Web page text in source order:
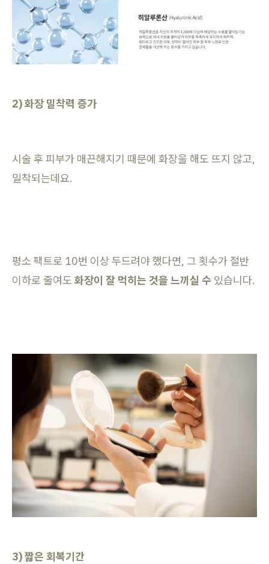
2) 화장 밀착력 증가
시술 후 피부가 매끈해지기 때문에 화장을 해도 뜨지 않고,
밀착되는데요.
평소 팩트로 10번 이상 두드려야 했다면, 그 횟수가 절반
이하로 줄여도 화장이 잘 먹히는 것을 느끼실 수 있습니다.
3) 짧은 회복기간